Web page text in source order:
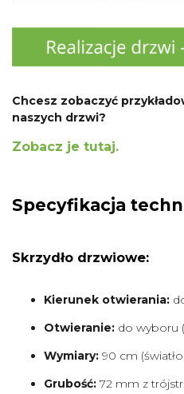
Chcesz zobaczyć
naszych drzwi?
Zobacz je tutaj.
Specyfikacja
Skrzydło drzwiowe:
Kierunek otwierania:
Otwieranie: do wyboru
Wymiary: 90 cm
Grubość: 72 mm z